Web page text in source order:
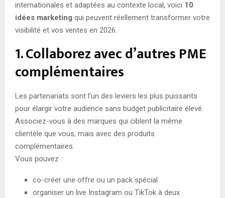
internationales et adaptées au contexte local, voici 10
idées marketing qui peuvent réellement transformer votre
visibilité et vos ventes en 2026.
1. Collaborez avec d’autres PME
complémentaires
Les partenariats sont l’un des leviers les plus puissants
pour élargir votre audience sans budget publicitaire élevé.
Associez-vous à des marques qui ciblent la même
clientèle que vous, mais avec des produits
complémentaires.
Vous pouvez :
co-créer une offre ou un pack spécial
organiser un live Instagram ou TikTok à deux